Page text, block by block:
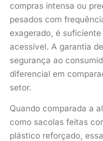
compras intensa ou
pesados com
exagerado, é
acessível. A garantia
segurança ao
diferencial em
setor.
Quando comparada a
como sacolas feitas
plástico reforçado,